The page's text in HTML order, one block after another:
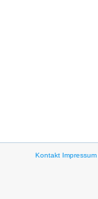
Kontakt Impressum